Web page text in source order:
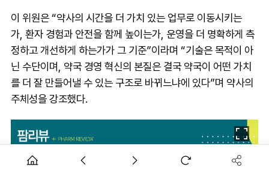
이 위원은 “약사의 시간을 더 가치 있는 업무로 이동시키는
가, 환자 경험과 안전을 함께 높이는가, 운영을 더 명확하게 측
정하고 개선하게 하는가가 그 기준”이라며 “기술은 목적이 아
닌 수단이며, 약국 경영 혁신의 본질은 결국 약국이 어떤 가치
를 더 잘 만들어낼 수 있는 구조로 바뀌느냐에 있다”며 약사의
주체성을 강조했다.